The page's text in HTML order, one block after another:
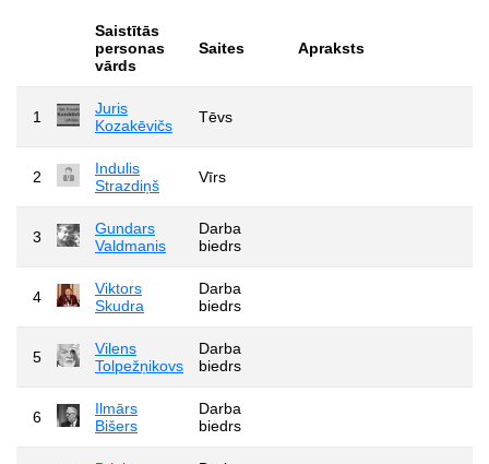
Saistītās
personas
vārds
Saites Apraksts
1
Juris
Kozakēvičs
Tēvs
2
Indulis
Strazdiņš
Vīrs
3
Gundars
Valdmanis
Darba
biedrs
4
Viktors
Skudra
Darba
biedrs
5
Vilens
Tolpežņikovs
Darba
biedrs
6
Ilmārs
Bišers
Darba
biedrs